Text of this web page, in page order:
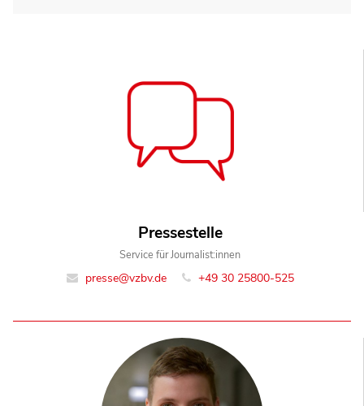
Pressestelle
Service für Journalist:innen
presse@vzbv.de +49 30 25800-525